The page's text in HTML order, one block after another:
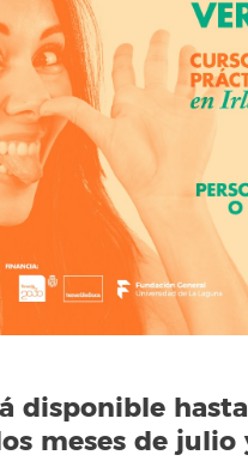
disponible
meses de julio